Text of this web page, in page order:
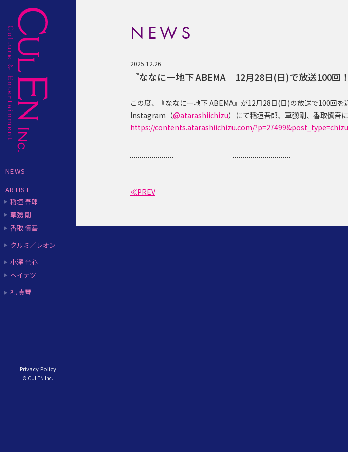
NEWS
ARTIST
稲垣 吾郎
草彅 剛
香取 慎吾
クルミ／レオン
小澤 竜心
ヘイテツ
礼 真琴
Privacy Policy
© CULEN Inc.
NEWS
2025.12.26
『ななにー地下 ABEMA』12月28日(日)で放送100
この度、『ななにー地下 ABEMA』が12月28日(日)の放送で100回
Instagram（@atarashiichizu）にて稲垣吾郎、草彅剛、香取慎吾
https://contents.atarashiichizu.com/
≪PREV